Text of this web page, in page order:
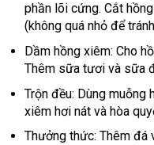
phần lõi cứng. Cắt
(không quá nhỏ để
Dầm hồng xiêm: Cho
Thêm sữa tươi và sữa
Trộn đều: Dùng muỗng
xiêm hơi nát và hòa
Thưởng thức: Thêm đá